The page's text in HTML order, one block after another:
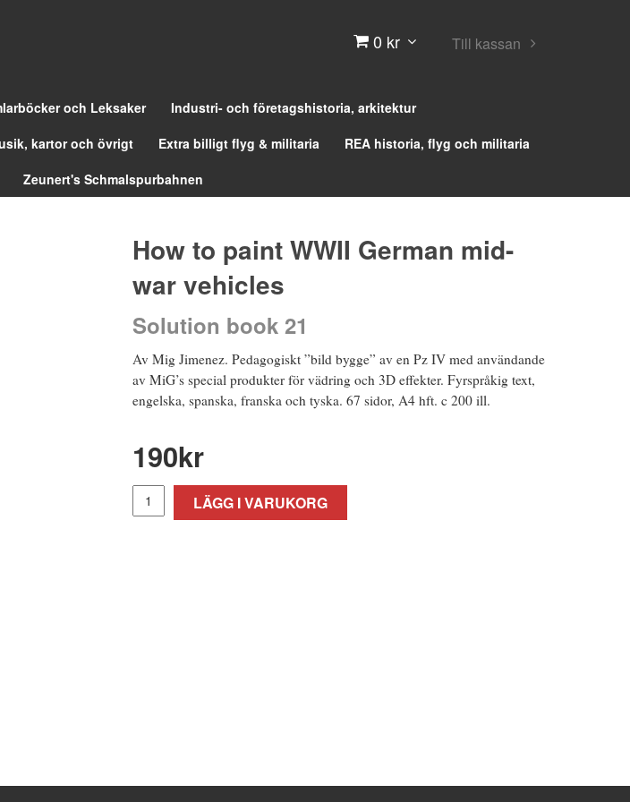
0 kr Till kassan
och Leksaker
Industri- och företagshistoria, arkitektur
kartor och övrigt Extra billigt flyg & militaria
REA historia, flyg och militaria
Zeunert's Schmalspurbahnen
How to paint WWII German mid-
war vehicles
Solution book 21
Av Mig Jimenez. Pedagogiskt ”bild bygge” av en Pz IV med användande
av MiG’s special produkter för vädring och 3D effekter. Fyrspråkig text,
engelska, spanska, franska och tyska. 67 sidor, A4 hft. c 200 ill.
190kr
LÄGG I VARUKORG